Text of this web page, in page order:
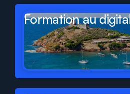
Formation au